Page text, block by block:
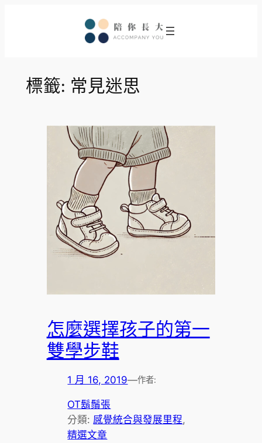
標籤: 常見迷思
怎麼選擇孩子的第一
雙學步鞋
1 月 16, 2019—作者:
OT鬍鬚張
分類: 感覺統合與發展里程
精選文章